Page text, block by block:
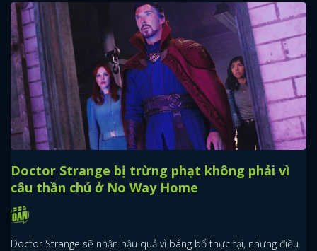
Doctor Strange bị trừng phạt không phải vì
câu thần chú ở No Way Home
Doctor Strange sẽ nhận hậu quả vì báng bổ thực tại, nhưng điều